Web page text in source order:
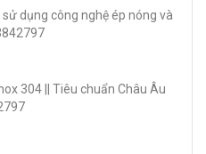
dụng công nghệ ép nóng và
304 || Tiêu chuẩn Châu Âu